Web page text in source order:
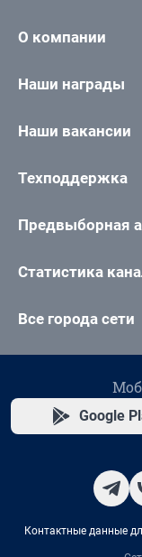
О компании
Наши награды
Наши вакансии
Техподдержка
Предвыборная
Статистика
Все города сети
Google
Контактные данные